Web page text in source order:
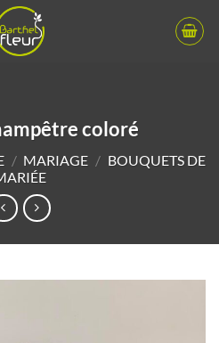
coloré
/ MARIAGE / BOUQUETS DE